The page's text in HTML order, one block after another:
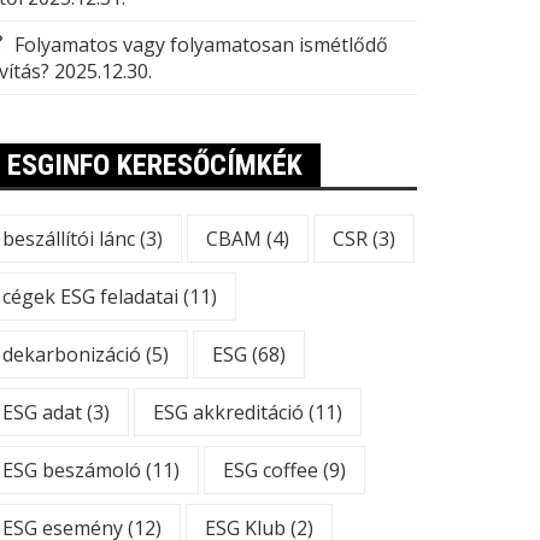
Folyamatos vagy folyamatosan ismétlődő
2025.12.30.
ESGINFO KERESŐCÍMKÉK
beszállítói lánc(3) CBAM (4) CSR(3)
cégek ESG feladatai (11)
dekarbonizáció (5) ESG (68)
ESG adat(3) ESG akkreditáció (11)
ESG beszámoló (11) ESG coffee (9)
ESG esemény(12) ESG Klub (2)